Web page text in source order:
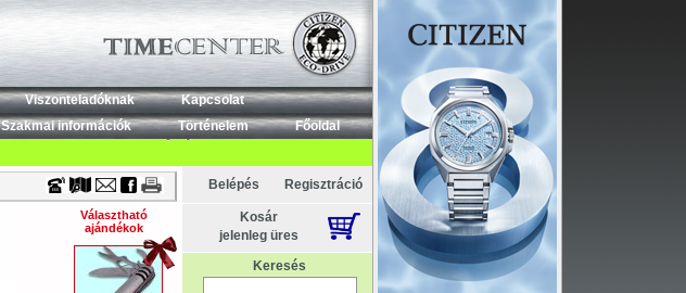
Timecenter
Viszonteladóknak
Kapcsolat
Szakmai információk Történelem Főoldal
Választható
ajándékok
Belépés Regisztráció
Kosár
jelenleg üres
Keresés